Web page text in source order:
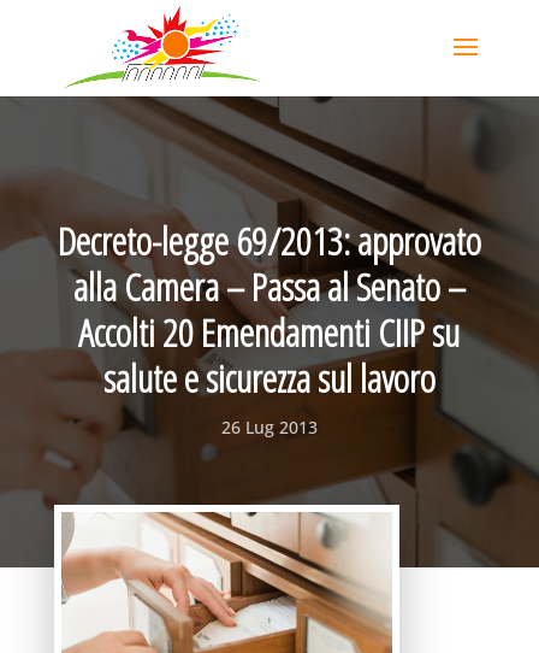
Decreto-legge 69/2013: approvato
alla Camera – Passa al Senato –
Accolti 20 Emendamenti CIIP su
salute e sicurezza sul lavoro
26 Lug 2013